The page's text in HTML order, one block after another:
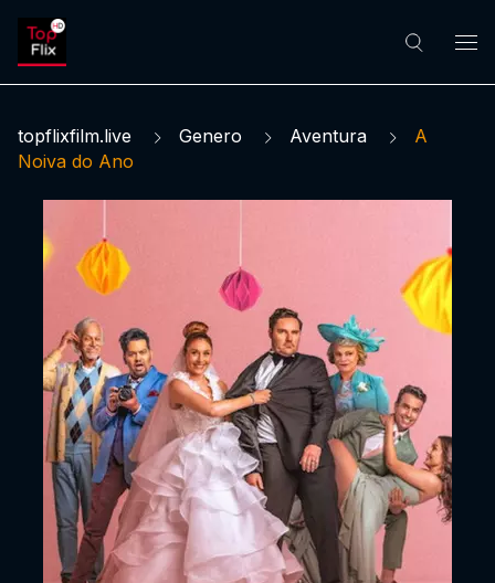
topflixfilm.live Genero Aventura
A
Noiva do Ano